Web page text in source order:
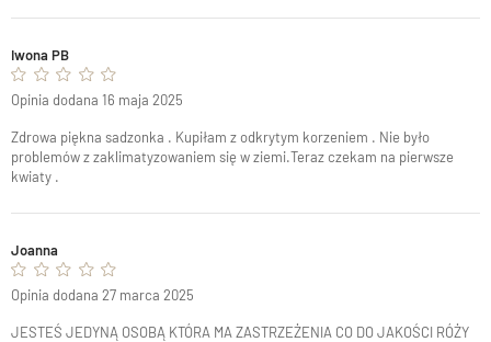
Iwona PB
Zdrowa piękna sadzonka . Kupiłam z odkrytym korzeniem . Nie było
problemów z zaklimatyzowaniem się w ziemi.Teraz czekam na pierwsze
kwiaty .
Joanna
Opinia dodana 16 maja 2025
JESTEŚ JEDYNĄ OSOBĄ KTÓRA MA ZASTRZEŻENIA CO DO JAKOŚCI RÓŻY
Opinia dodana 27 marca 2025